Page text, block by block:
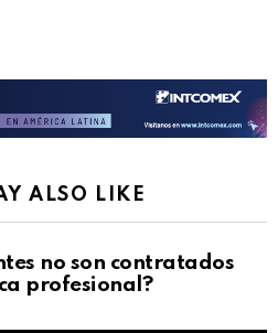
ALSO LIKE
no son contratados
profesional?